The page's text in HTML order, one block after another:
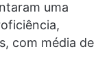
uma
com média de